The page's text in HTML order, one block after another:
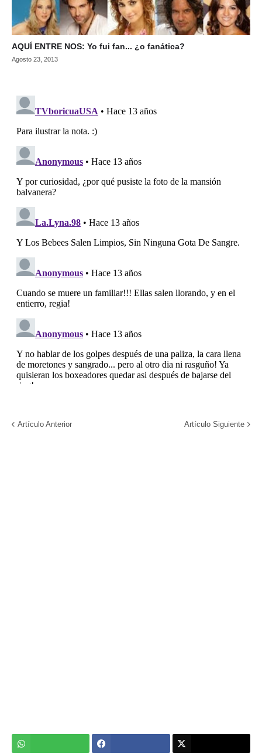
AQUÍ ENTRE NOS: Yo fui fan... ¿o fanática?
Agosto 23, 2013
Artículo Anterior Artículo Siguiente